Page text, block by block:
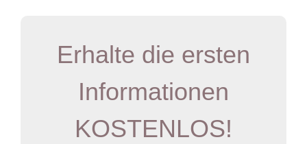
Erhalte die ersten
Informationen
KOSTENLOS!